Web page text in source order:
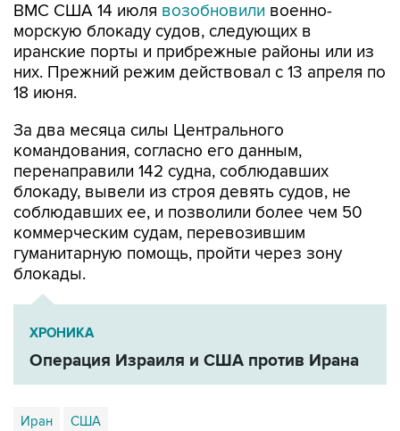
ВМС США 14 июля возобновили военно-
морскую блокаду судов, следующих в
иранские порты и прибрежные районы или из
них. Прежний режим действовал с 13 апреля по
18 июня.
За два месяца силы Центрального
командования, согласно его данным,
перенаправили 142 судна, соблюдавших
блокаду, вывели из строя девять судов, не
соблюдавших ее, и позволили более чем 50
коммерческим судам, перевозившим
гуманитарную помощь, пройти через зону
блокады.
ХРОНИКА
Операция Израиля и США против Ирана
Иран США